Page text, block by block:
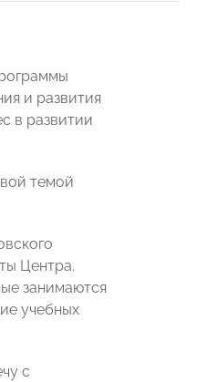
и развития
в развитии
темой
Центра.
занимаются
учебных
с